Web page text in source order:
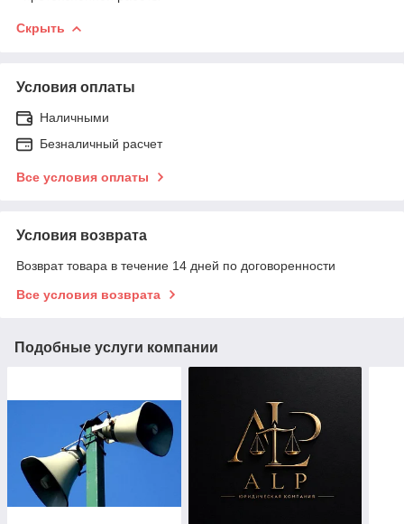
Скрыть
Условия оплаты
Наличными
Безналичный расчет
Все условия оплаты
Условия возврата
Возврат товара в течение 14 дней по договоренности
Все условия возврата
Подобные услуги компании